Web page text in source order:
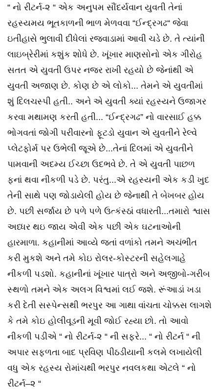
“ નો રીટર્ન-૨ “ એક અનુપમ સૌંદર્યવાન યુવતી તેનાં
રહસ્યમય ભૂતકાળની ભાળ મેળવવા “ઈન્દ્રગઢ“ જેવા
ઇતીહાસે ભુલાવી દીધેલાં રજવાડામાં આવી ચડે છે. તે ત્યાંની
લાઇબ્રેરીમાં કશુંક શોધે છે. ખૂંખાર માણસોનો એક ગીરોહ
સતત એ યુવતી ઉપર નજર રાખી રહયો છે જેનાંથી એ
યુવતી અજાણ છે. કોણ છે એ લોકો... તેમને એ યુવતીમાં
શું દિલચસ્પી હતી.. અને એ યુવતી ક્યાં રહસ્યને ઉજાગર
કરવા મથામણ કરતી હતી... “ઈન્દ્રગઢ” નો વારસાઈ હક્ક
ભોગવતાં જોગી પરીવારનો ફૂટડો યુવાન એ યુવતીને રેલ્વે
પ્લેટફોર્મ પર ઉભેલી જૂએ છે...તેનાં દિલમાં એ યુવતીને
પામવાની અદમ્ય ઈચ્છા ઉદભવે છે. તે એ યુવતી પાછળ
ફનાં થવા નીકળી પડે છે. પરંતુ...એ રહસ્યની એક કડી ખુદ
તેની સાથે પણ જોડાયેલી હોય છે જેનાથી તે બેખબર હોય
છે. પછી સર્જાય છે પળે પળે ઉત્કંસ્ઠાં વધારતી...તમારો શ્વાસ
અધ્ધર થઇ જાય એવી એક પછી એક ઘટનાઓની
હારમાળા. કહાનીમાં આવ્યે જતાં વળાંકો તમને અચંભીત
કરી મુકશે અને તમે કોઇ રોલર-કોસ્ટરની સહેલગાહે
નીકળી પડશો. કહાનીનાં ખૂંખાર પાત્રો અને અજીબો-ગરીબ
સ્થળો તમને એક અલગ વિશ્વમાં લઈ જશે. રૂંઆડાં ખડા
કરી દેતી સસ્પેન્સથી ભરપુર આ ગાથા વાંચતા ચોક્કસ લાગશે
કે તમે કોઇ હોલીવૂડની મૂવી જોઈ રહ્યા છો. તો આવો
નીકળી પડીએ “ નો રીટર્ન-૨ “ ની સફરે... “ નો રીટર્ન “ ની
અપાર સફળતા બાદ પ્રવિણ પીઠડીયાની કલમે લખાયેલી
વધુ એક રહસ્ય રોમાંચથી ભરપુર નવલકથા એટલે “ નો
રીટર્ન–૨ “